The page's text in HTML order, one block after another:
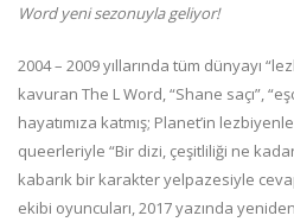
Word yeni sezonuyla geliyor!​
2004 – 2009 yıllarında tüm dünyayı
kavuran The L Word, “Shane saçı”,
hayatımıza katmış; Planet’in
queerleriyle “Bir dizi, çeşitliliği ne
kabarık bir karakter yelpazesiyle
ekibi oyuncuları, 2017 yazında